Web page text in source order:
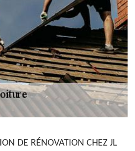
DE RÉNOVATION CHEZ JL